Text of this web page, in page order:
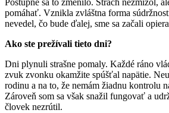
Postupne sa to zmenilo. Strach nezmizol,
pomáhať. Vznikla zvláštna forma
nevedel, čo bude ďalej, sme sa začali
Ako ste prežívali tieto dni?
Dni plynuli strašne pomaly. Každé ráno
zvuk zvonku okamžite spúšťal napätie.
rodinu a na to, že nemám žiadnu kontrolu
Zároveň som sa však snažil fungovať a
človek nezrútil.